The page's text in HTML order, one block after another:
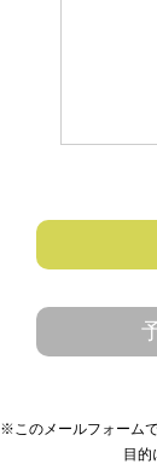
※このメールフォーム
目的